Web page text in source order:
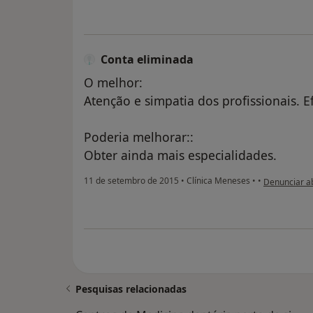
Conta eliminada
O melhor:
Atenção e simpatia dos profissionais.
Poderia melhorar::
Obter ainda mais especialidades.
11 de setembro de 2015 • Clínica Meneses • • na opinião
Denunciar
Pesquisas relacionadas